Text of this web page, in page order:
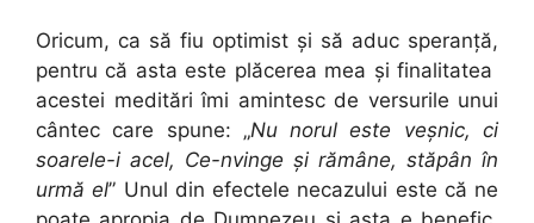
Oricum, ca să fiu optimist şi să aduc speranţă,
pentru că asta este plăcerea mea şi finalitatea
acestei meditări îmi amintesc de versurile unui
cântec care spune: „Nu norul este veşnic, ci
soarele-i acel, Ce-nvinge şi rămâne, stăpân în
urmă el” Unul din efectele necazului este că ne